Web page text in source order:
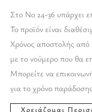
Στο Νο 24-36 υπάρχει
Το προϊόν είναι
Χρόνος αποστολής από
με το νούμερο που θα
Μπορείτε να
για το χρόνο